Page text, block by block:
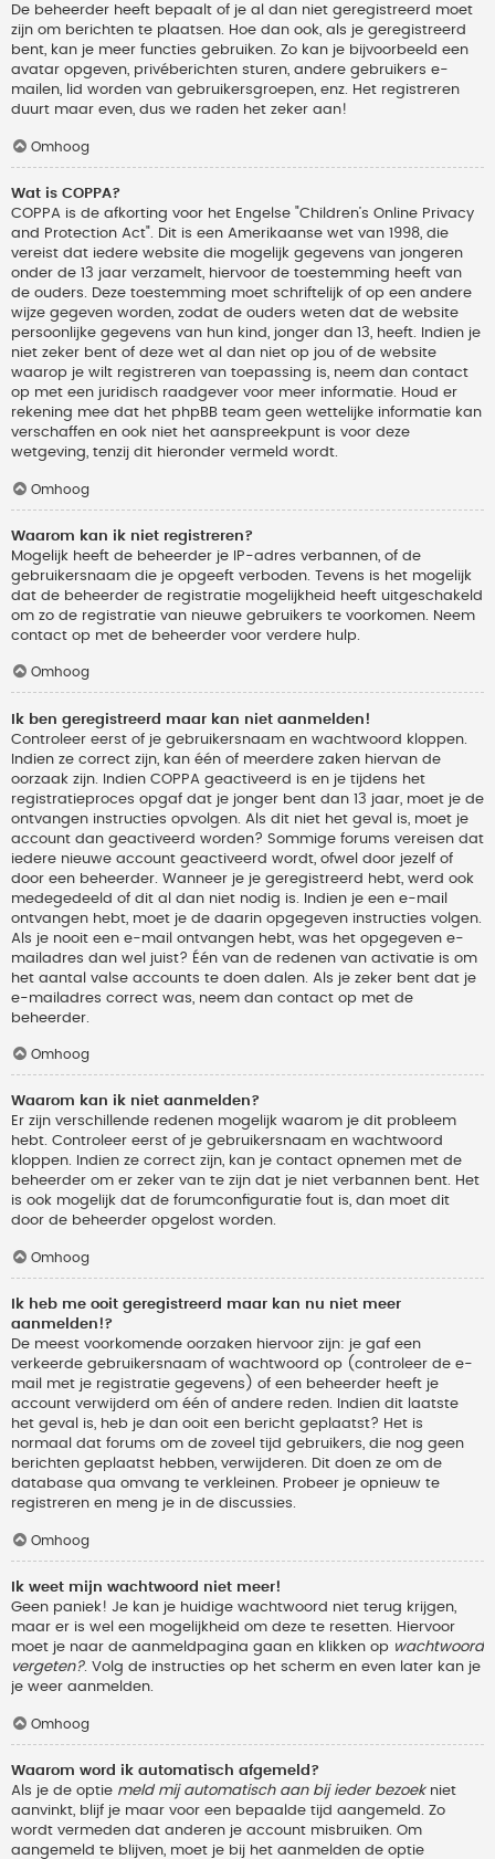
De beheerder heeft bepaalt of je al dan niet geregistreerd moet
zijn om berichten te plaatsen. Hoe dan ook, als je geregistreerd
bent, kan je meer functies gebruiken. Zo kan je bijvoorbeeld een
avatar opgeven, privéberichten sturen, andere gebruikers e-
mailen, lid worden van gebruikersgroepen, enz. Het registreren
duurt maar even, dus we raden het zeker aan!
Omhoog
Wat is COPPA?
COPPA is de afkorting voor het Engelse "Children’s Online Privacy
and Protection Act". Dit is een Amerikaanse wet van 1998, die
vereist dat iedere website die mogelijk gegevens van jongeren
onder de 13 jaar verzamelt, hiervoor de toestemming heeft van
de ouders. Deze toestemming moet schriftelijk of op een andere
wijze gegeven worden, zodat de ouders weten dat de website
persoonlijke gegevens van hun kind, jonger dan 13, heeft. Indien je
niet zeker bent of deze wet al dan niet op jou of de website
waarop je wilt registreren van toepassing is, neem dan contact
op met een juridisch raadgever voor meer informatie. Houd er
rekening mee dat het phpBB team geen wettelijke informatie kan
verschaffen en ook niet het aanspreekpunt is voor deze
wetgeving, tenzij dit hieronder vermeld wordt.
Omhoog
Waarom kan ik niet registreren?
Mogelijk heeft de beheerder je IP-adres verbannen, of de
gebruikersnaam die je opgeeft verboden. Tevens is het mogelijk
dat de beheerder de registratie mogelijkheid heeft uitgeschakeld
om zo de registratie van nieuwe gebruikers te voorkomen. Neem
contact op met de beheerder voor verdere hulp.
Omhoog
Ik ben geregistreerd maar kan niet aanmelden!
Controleer eerst of je gebruikersnaam en wachtwoord kloppen.
Indien ze correct zijn, kan één of meerdere zaken hiervan de
oorzaak zijn. Indien COPPA geactiveerd is en je tijdens het
registratieproces opgaf dat je jonger bent dan 13 jaar, moet je de
ontvangen instructies opvolgen. Als dit niet het geval is, moet je
account dan geactiveerd worden? Sommige forums vereisen dat
iedere nieuwe account geactiveerd wordt, ofwel door jezelf of
door een beheerder. Wanneer je je geregistreerd hebt, werd ook
medegedeeld of dit al dan niet nodig is. Indien je een e-mail
ontvangen hebt, moet je de daarin opgegeven instructies volgen.
Als je nooit een e-mail ontvangen hebt, was het opgegeven e-
mailadres dan wel juist? Één van de redenen van activatie is om
het aantal valse accounts te doen dalen. Als je zeker bent dat je
e-mailadres correct was, neem dan contact op met de
beheerder.
Omhoog
Waarom kan ik niet aanmelden?
Er zijn verschillende redenen mogelijk waarom je dit probleem
hebt. Controleer eerst of je gebruikersnaam en wachtwoord
kloppen. Indien ze correct zijn, kan je contact opnemen met de
beheerder om er zeker van te zijn dat je niet verbannen bent. Het
is ook mogelijk dat de forumconfiguratie fout is, dan moet dit
door de beheerder opgelost worden.
Omhoog
Ik heb me ooit geregistreerd maar kan nu niet meer
aanmelden!?
De meest voorkomende oorzaken hiervoor zijn: je gaf een
verkeerde gebruikersnaam of wachtwoord op (controleer de e-
mail met je registratie gegevens) of een beheerder heeft je
account verwijderd om één of andere reden. Indien dit laatste
het geval is, heb je dan ooit een bericht geplaatst? Het is
normaal dat forums om de zoveel tijd gebruikers, die nog geen
berichten geplaatst hebben, verwijderen. Dit doen ze om de
database qua omvang te verkleinen. Probeer je opnieuw te
registreren en meng je in de discussies.
Omhoog
Ik weet mijn wachtwoord niet meer!
Geen paniek! Je kan je huidige wachtwoord niet terug krijgen,
maar er is wel een mogelijkheid om deze te resetten. Hiervoor
moet je naar de aanmeldpagina gaan en klikken op wachtwoord
vergeten?. Volg de instructies op het scherm en even later kan je
je weer aanmelden.
Omhoog
Waarom word ik automatisch afgemeld?
Als je de optie meld mij automatisch aan bij ieder bezoekniet
aanvinkt, blijf je maar voor een bepaalde tijd aangemeld. Zo
wordt vermeden dat anderen je account misbruiken. Om
aangemeld te blijven, moet je bij het aanmelden de optie